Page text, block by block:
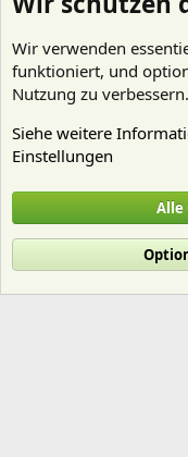
Cookies
Deutsch
Nutzungsbedingungen
R
Wir verwenden
funktioniert, und
Nutzung zu verbessern.
Siehe weitere
Einstellungen
Alle